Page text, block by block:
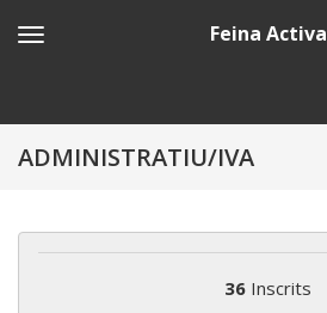
Feina Activa
ADMINISTRATIU/IVA
36Inscrits